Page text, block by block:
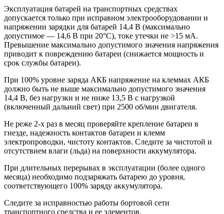
Эксплуатация батарей на транспортных средствах
допускается только при исправном электрооборудовании и
напряжении зарядки для батарей 14,4 В (максимально
допустимое — 14,6 В при 20°С), токе утечки не >15 мА.
Превышение максимально допустимого значения напряжения
приводит к повреждению батареи (снижается мощность и
срок службы батареи).
При 100% уровне заряда АКБ напряжение на клеммах АКБ
должно быть не выше максимально допустимого значения
14,4 В, без нагрузки и не ниже 13,5 В с нагрузкой
(включенный дальний свет) при 2500 об/мин двигателя.
Не реже 2-х раз в месяц проверяйте крепление батареи в
гнезде, надежность контактов батареи и клемм
электропроводки, чистоту контактов. Следите за чистотой и
отсутствием влаги (льда) на поверхности аккумулятора.
При длительных перерывах в эксплуатации (более одного
месяца) необходимо подзаряжать батарею до уровня,
соответствующего 100% заряду аккумулятора.
Следите за исправностью работы бортовой сети
транспортного средства и ее элементов.